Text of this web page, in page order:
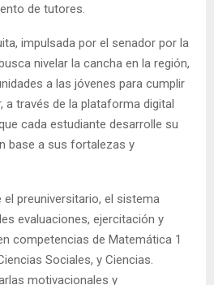
de tutores.
impulsada por el senador por la
nivelar la cancha en la región,
a las jóvenes para cumplir
a través de la plataforma digital
cada estudiante desarrolle su
base a sus fortalezas y
el preuniversitario, el sistema
evaluaciones, ejercitación y
competencias de Matemática 1
Sociales, y Ciencias.
motivacionales y